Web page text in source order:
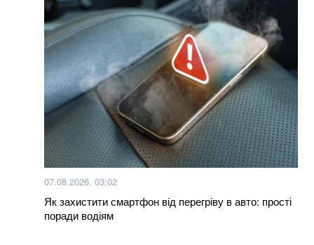
07.08.2026, 03:02
Як захистити смартфон від перегріву в авто: прості
поради водіям